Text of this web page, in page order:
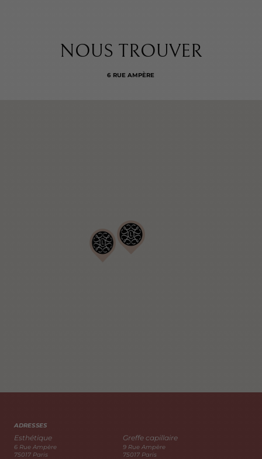
NOUS TROUVER
6 RUE AMPÈRE
ADRESSES
Esthétique
6 Rue Ampère
75017 Paris
Greffe capillaire
9 Rue Ampère
75017 Paris